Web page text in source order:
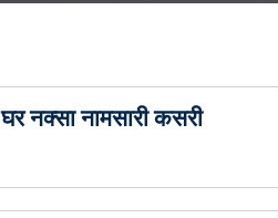
नक्सा नामसारी कसरी